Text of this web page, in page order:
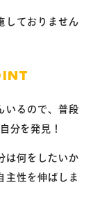
しておりません
いるので、普段
分を発見！
は何をしたいか
主性を伸ばしま